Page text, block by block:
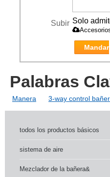
Subir Solo
Mandar
Palabras
Manera 3-way control
todos los productos básicos
sistema de aire
Mezclador de la bañera&